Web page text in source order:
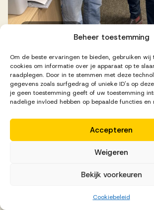
Beheer toestemming
Om de beste ervaringen te bieden, gebruiken wij
cookies om informatie over je apparaat op te
raadplegen. Door in te stemmen met deze
gegevens zoals surfgedrag of unieke ID's op
je geen toestemming geeft of uw toestemming
nadelige invloed hebben op bepaalde functies en
Accepteren
Weigeren
Bekijk voorkeuren
Cookiebeleid
Florian ter Haar
Succesvolle samenwerking
Group en AV